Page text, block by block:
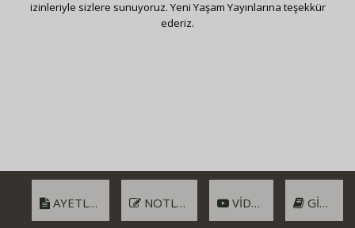
AYETLER NOTLAR VIDEO GIRIŞ
izinleriyle sizlere sunuyoruz. Yeni Yaşam Yayınlarına teşekkür
ederiz.